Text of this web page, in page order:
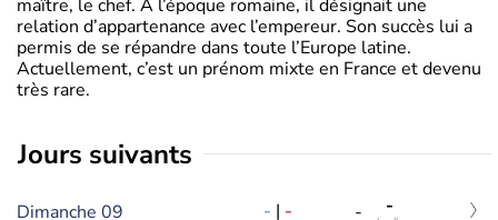
maître, le chef. A l’époque romaine, il désignait une
relation d’appartenance avec l’empereur. Son succès lui a
permis de se répandre dans toute l’Europe latine.
Actuellement, c’est un prénom mixte en France et devenu
très rare.
jours suivants
Dimanche 09 - | - - -